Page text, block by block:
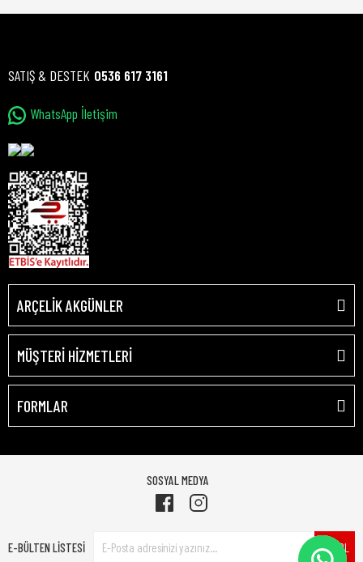
SATIŞ & DESTEK 0536 617 3161
WhatsApp İletişim
ARÇELİK AKGÜNLER
MÜŞTERİ HİZMETLERİ
FORMLAR
E-BÜLTEN LİSTESİ ÜYE OL
SOSYAL MEDYA